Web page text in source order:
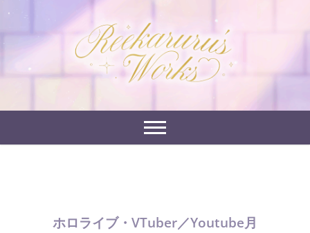
れーかるる's
works
れーかるるの運営するイラストポートフォリオサイ
トです。
ホロライブ・VTuber／Youtube月